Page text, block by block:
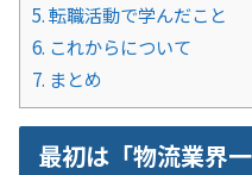
5.転職活動で学んだこと
6. これからについて
7. まとめ
最初は「物流業界